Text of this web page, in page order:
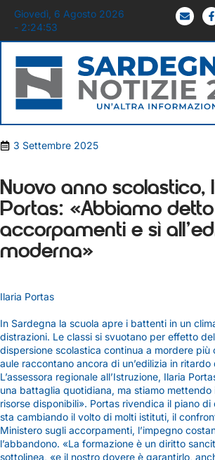
Giovedì, 6 Agosto 2026
- 2:24:53
3 Settembre 2025
Nuovo anno scolastico,
Portas: «Abbiamo
accorpamenti e sì
moderna»
Ilaria Portas
In Sardegna la scuola apre i battenti in un
distrazioni. Le classi si svuotano per effetto
dispersione scolastica continua a mordere
aule raccontano ancora di un’edilizia in ritardo
L’assessora regionale all’Istruzione, Ilaria
una battaglia quotidiana, ma stiamo
risorse disponibili». Portas rivendica il piano
sta cambiando il volto di molti istituti, il
Ministero sugli accorpamenti, l’impegno
l’abbandono. «La formazione è un diritto
sottolinea, «e il nostro dovere è garantirlo,